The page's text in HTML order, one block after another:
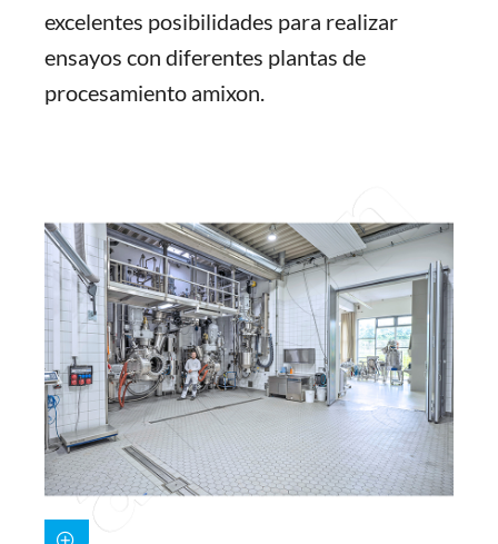
excelentes posibilidades para realizar
ensayos con diferentes plantas de
procesamiento amixon.